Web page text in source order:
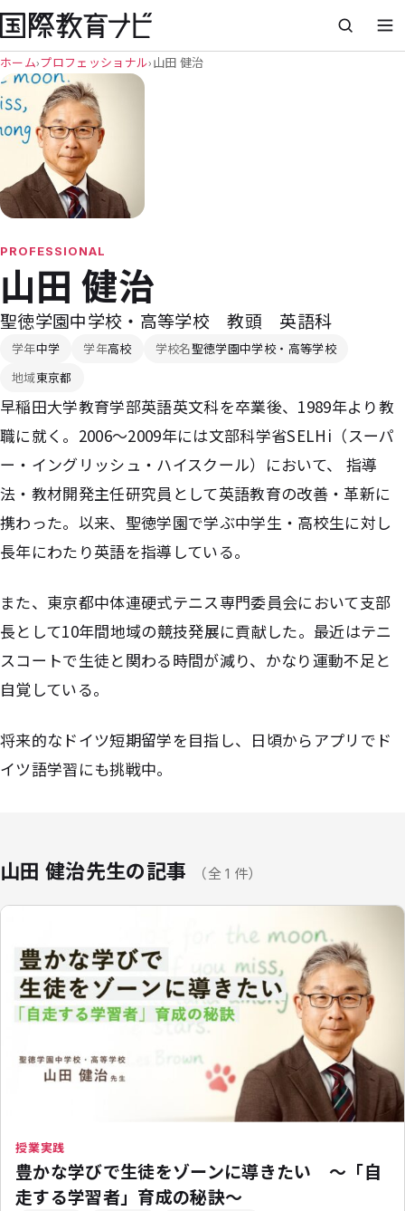
ホーム›プロフェッショナル›山田 健治
PROFESSIONAL
山田 健治
聖徳学園中学校・高等学校 教頭 英語科
学年中学 学年高校 学校名聖徳学園中学校・高等学校
地域東京都
早稲田大学教育学部英語英文科を卒業後、1989年より教
職に就く。2006〜2009年には文部科学省SELHi（スーパ
ー・イングリッシュ・ハイスクール）において、 指導
法・教材開発主任研究員として英語教育の改善・革新に
携わった。以来、聖徳学園で学ぶ中学生・高校生に対し
長年にわたり英語を指導している。
また、東京都中体連硬式テニス専門委員会において支部
長として10年間地域の競技発展に貢献した。最近はテニ
スコートで生徒と関わる時間が減り、かなり運動不足と
自覚している。
将来的なドイツ短期留学を目指し、日頃からアプリでド
イツ語学習にも挑戦中。
山田 健治先生の記事 （全 1 件）
授業実践
豊かな学びで生徒をゾーンに導きたい 〜「自
走する学習者」育成の秘訣〜